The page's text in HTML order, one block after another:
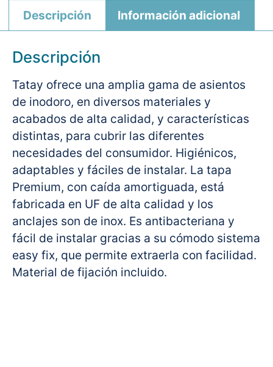
Descripción Información adicional
Descripción
Tatay ofrece una amplia gama de asientos
de inodoro, en diversos materiales y
acabados de alta calidad, y características
distintas, para cubrir las diferentes
necesidades del consumidor. Higiénicos,
adaptables y fáciles de instalar. La tapa
Premium, con caída amortiguada, está
fabricada en UF de alta calidad y los
anclajes son de inox. Es antibacteriana y
fácil de instalar gracias a su cómodo sistema
easy fix, que permite extraerla con facilidad.
Material de fijación incluido.